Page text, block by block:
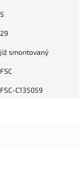
5
29
již smontovaný
FSC
FSC-C135059